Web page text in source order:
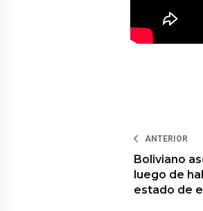
ANTERIOR
Boliviano
luego de
estado de